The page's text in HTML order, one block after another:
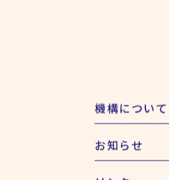
機構について
お知らせ